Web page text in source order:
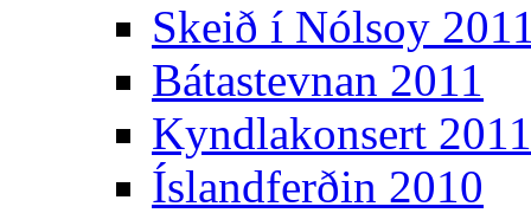
Skeið í Nólsoy
Bátastevnan 2011
Kyndlakonsert 2011
Íslandferðin 2010